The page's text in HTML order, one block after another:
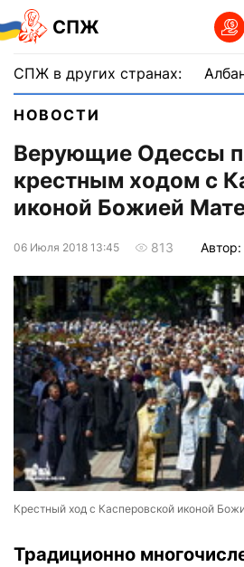
СПЖ
СПЖ в других странах:
НОВОСТИ
Верующие Одессы
крестным ходом с
иконой Божией
06 Июля 2018 13:45 813 Автор:
Крестный ход с Касперовской иконой
Традиционно